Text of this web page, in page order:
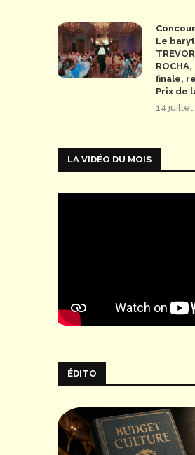
Le
finale,
Prix de
14 juillet
LA VIDÉO DU MOIS
ÉDITO